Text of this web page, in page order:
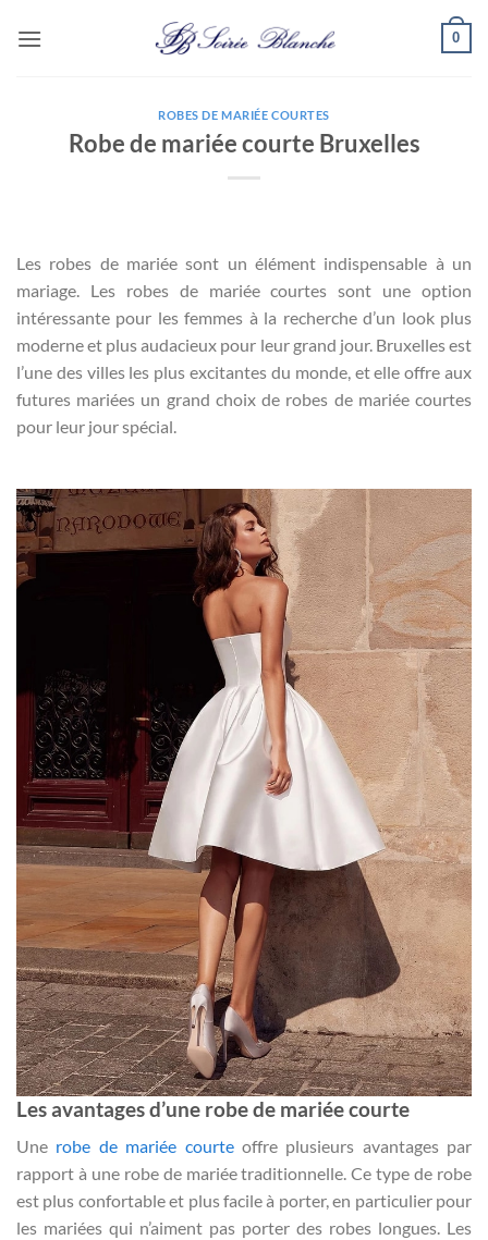
0
ROBES DE MARIÉE COURTES
Robe de mariée courte Bruxelles
Les robes de mariée sont un élément indispensable à un
mariage. Les robes de mariée courtes sont une option
intéressante pour les femmes à la recherche d’un look plus
moderne et plus audacieux pour leur grand jour. Bruxelles est
l’une des villes les plus excitantes du monde, et elle offre aux
futures mariées un grand choix de robes de mariée courtes
pour leur jour spécial.
Les avantages d’une robe de mariée courte
Une robe de mariée courteoffre plusieurs avantages par
rapport à une robe de mariée traditionnelle. Ce type de robe
est plus confortable et plus facile à porter, en particulier pour
les mariées qui n’aiment pas porter des robes longues. Les